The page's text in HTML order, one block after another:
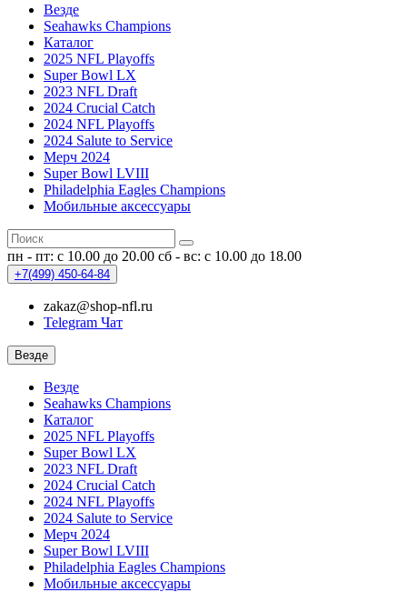
Везде
Seahawks Champions
Каталог
2025 NFL Playoffs
Super Bowl LX
2023 NFL Draft
2024 Crucial Catch
2024 NFL Playoffs
2024 Salute to Service
Мерч 2024
Super Bowl LVIII
Philadelphia Eagles Champions
Мобильные аксессуары
пн - пт: с 10.00 до 20.00 сб - вс: с 10.00 до 18.00
+7(499) 450-64-84
zakaz@shop-nfl.ru
Telegram Чат
Везде
Везде
Seahawks Champions
Каталог
2025 NFL Playoffs
Super Bowl LX
2023 NFL Draft
2024 Crucial Catch
2024 NFL Playoffs
2024 Salute to Service
Мерч 2024
Super Bowl LVIII
Philadelphia Eagles Champions
Мобильные аксессуары